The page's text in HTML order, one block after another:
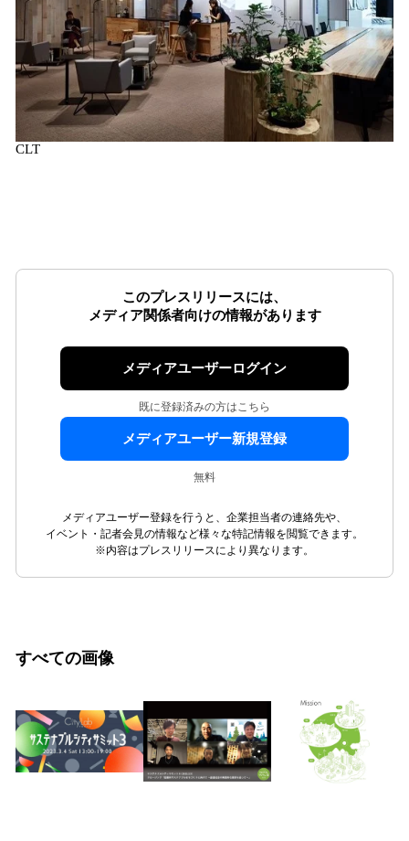
CLT
このプレスリリースには、
メディア関係者向けの情報があります
メディアユーザーログイン
既に登録済みの方はこちら
メディアユーザー新規登録
無料
メディアユーザー登録を行うと、企業担当者の連絡先や、
イベント・記者会見の情報など様々な特記情報を閲覧できます。
※内容はプレスリリースにより異なります。
すべての画像